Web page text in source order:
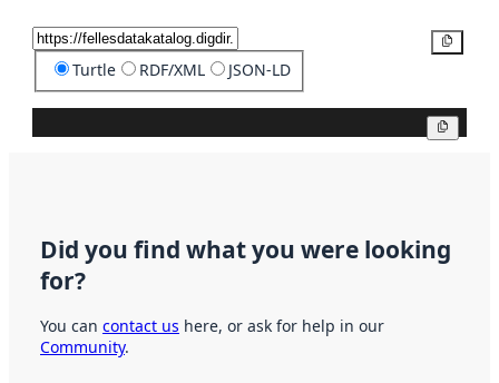
Turtle RDF/XML JSON-LD
Did you find what you were looking
for?
You can contact us here, or ask for help in our
Community.